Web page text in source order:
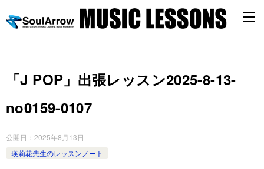
「J POP」出張レッスン2025-8-13-
no0159-0107
公開日： 2025年8月13日
瑛莉花先生のレッスンノート